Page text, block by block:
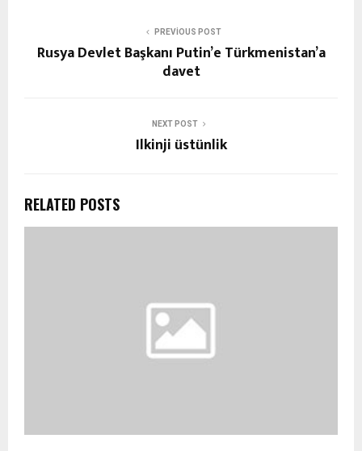
PREVIOUS POST
Rusya Devlet Başkanı Putin’e Türkmenistan’a
davet
NEXT POST
Ilkinji üstünlik
RELATED POSTS